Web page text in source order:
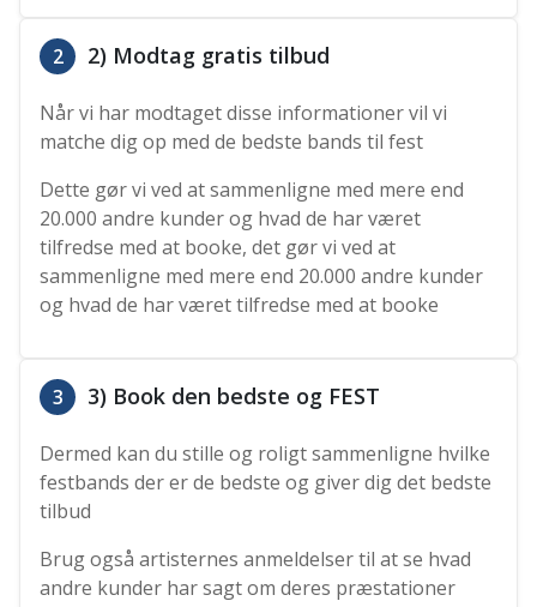
2 2) Modtag gratis tilbud
Når vi har modtaget disse informationer vil vi
matche dig op med de bedste bands til fest
Dette gør vi ved at sammenligne med mere end
20.000 andre kunder og hvad de har været
tilfredse med at booke, det gør vi ved at
sammenligne med mere end 20.000 andre kunder
og hvad de har været tilfredse med at booke
3 3) Book den bedste og FEST
Dermed kan du stille og roligt sammenligne hvilke
festbands der er de bedste og giver dig det bedste
tilbud
Brug også artisternes anmeldelser til at se hvad
andre kunder har sagt om deres præstationer